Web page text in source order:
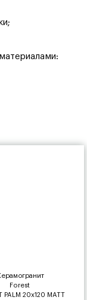
Forest
PALM 20x120 MATT